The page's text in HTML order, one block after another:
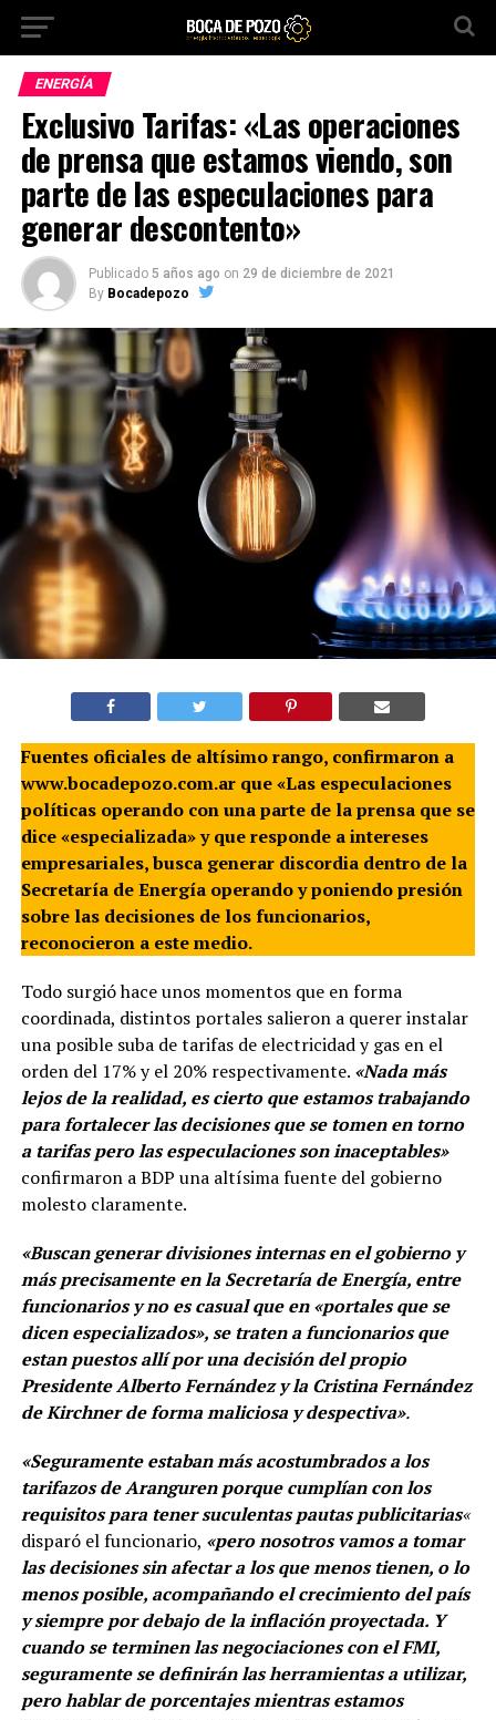
ENERGÍA
Exclusivo Tarifas: «Las operaciones
de prensa que estamos viendo, son
parte de las especulaciones para
generar descontento»
Publicado 5 años ago on 29 de diciembre de 2021
By Bocadepozo
Fuentes oficiales de altísimo rango, confirmaron a
www.bocadepozo.com.ar que «Las especulaciones
políticas operando con una parte de la prensa que se
dice «especializada» y que responde a intereses
empresariales, busca generar discordia dentro de la
Secretaría de Energía operando y poniendo presión
sobre las decisiones de los funcionarios,
reconocieron a este medio.
Todo surgió hace unos momentos que en forma
coordinada, distintos portales salieron a querer instalar
una posible suba de tarifas de electricidad y gas en el
orden del 17% y el 20% respectivamente. «Nada más
lejos de la realidad, es cierto que estamos trabajando
para fortalecer las decisiones que se tomen en torno
a tarifas pero las especulaciones son inaceptables»
confirmaron a BDP una altísima fuente del gobierno
molesto claramente.
«Buscan generar divisiones internas en el gobierno y
más precisamente en la Secretaría de Energía, entre
funcionarios y no es casual que en «portales que se
dicen especializados», se traten a funcionarios que
estan puestos allí por una decisión del propio
Presidente Alberto Fernández y la Cristina Fernández
de Kirchner de forma maliciosa y despectiva».
«Seguramente estaban más acostumbrados a los
tarifazos de Aranguren porque cumplían con los
requisitos para tener suculentas pautas publicitarias«
disparó el funcionario, «pero nosotros vamos a tomar
las decisiones sin afectar a los que menos tienen, o lo
menos posible, acompañando el crecimiento del país
y siempre por debajo de la inflación proyectada. Y
cuando se terminen las negociaciones con el FMI,
seguramente se definirán las herramientas a utilizar,
pero hablar de porcentajes mientras estamos